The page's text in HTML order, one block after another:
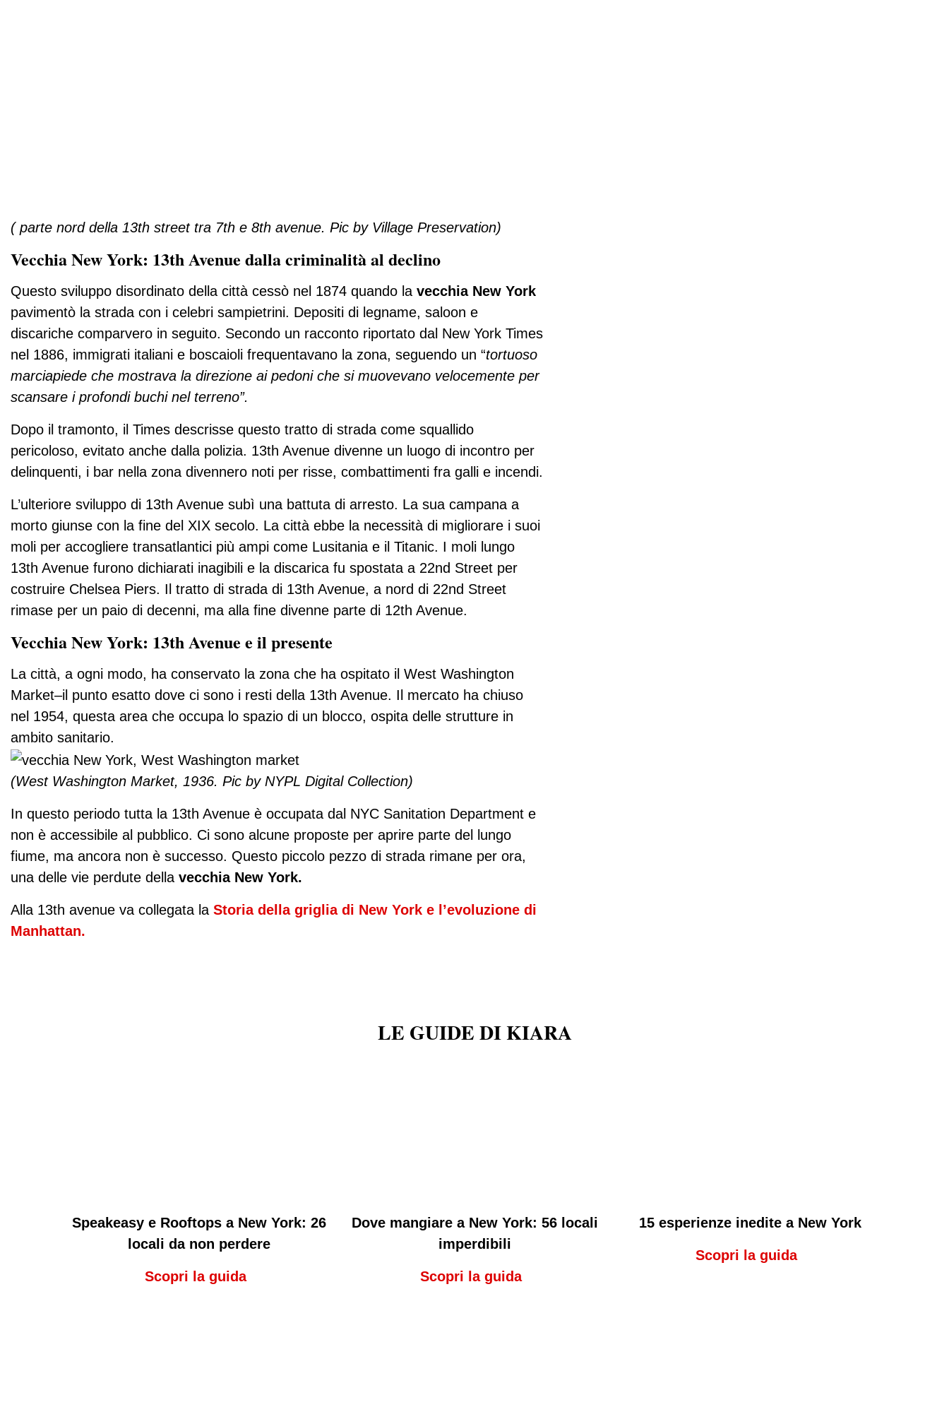
( parte nord della 13th street tra 7th e 8th avenue. Pic by Village Preservation)
Vecchia New York: 13th Avenue dalla criminalità al declino
Questo sviluppo disordinato della città cessò nel 1874 quando la vecchia New York
pavimentò la strada con i celebri sampietrini. Depositi di legname, saloon e
discariche comparvero in seguito. Secondo un racconto riportato dal New York Times
nel 1886, immigrati italiani e boscaioli frequentavano la zona, seguendo un “tortuoso
marciapiede che mostrava la direzione ai pedoni che si muovevano velocemente per
scansare i profondi buchi nel terreno”.
Dopo il tramonto, il Times descrisse questo tratto di strada come squallido
pericoloso, evitato anche dalla polizia. 13th Avenue divenne un luogo di incontro per
delinquenti, i bar nella zona divennero noti per risse, combattimenti fra galli e incendi.
L’ulteriore sviluppo di 13th Avenue subì una battuta di arresto. La sua campana a
morto giunse con la fine del XIX secolo. La città ebbe la necessità di migliorare i suoi
moli per accogliere transatlantici più ampi come Lusitania e il Titanic. I moli lungo
13th Avenue furono dichiarati inagibili e la discarica fu spostata a 22nd Street per
costruire Chelsea Piers. Il tratto di strada di 13th Avenue, a nord di 22nd Street
rimase per un paio di decenni, ma alla fine divenne parte di 12th Avenue.
Vecchia New York: 13th Avenue e il presente
La città, a ogni modo, ha conservato la zona che ha ospitato il West Washington
Market–il punto esatto dove ci sono i resti della 13th Avenue. Il mercato ha chiuso
nel 1954, questa area che occupa lo spazio di un blocco, ospita delle strutture in
ambito sanitario.
(West Washington Market, 1936. Pic by NYPL Digital Collection)
In questo periodo tutta la 13th Avenue è occupata dal NYC Sanitation Department e
non è accessibile al pubblico. Ci sono alcune proposte per aprire parte del lungo
fiume, ma ancora non è successo. Questo piccolo pezzo di strada rimane per ora,
una delle vie perdute della vecchia New York.
Alla 13th avenue va collegata la Storia della griglia di New York e l’evoluzione di
Manhattan.
LE GUIDE DI KIARA
Speakeasy e Rooftops a New York: 26
locali da non perdere
Scopri la guida
Dove mangiare a New York: 56 locali
imperdibili
Scopri la guida
15 esperienze inedite a New York
Scopri la guida